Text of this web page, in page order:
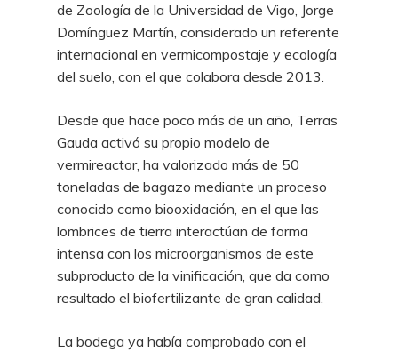
de Zoología de la Universidad de Vigo, Jorge
Domínguez Martín, considerado un referente
internacional en vermicompostaje y ecología
del suelo, con el que colabora desde 2013.
Desde que hace poco más de un año, Terras
Gauda activó su propio modelo de
vermireactor, ha valorizado más de 50
toneladas de bagazo mediante un proceso
conocido como biooxidación, en el que las
lombrices de tierra interactúan de forma
intensa con los microorganismos de este
subproducto de la vinificación, que da como
resultado el biofertilizante de gran calidad.
La bodega ya había comprobado con el